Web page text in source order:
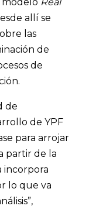
allí se
las
de
de
de
de YPF
para arrojar
partir de la
incorpora
lo que va